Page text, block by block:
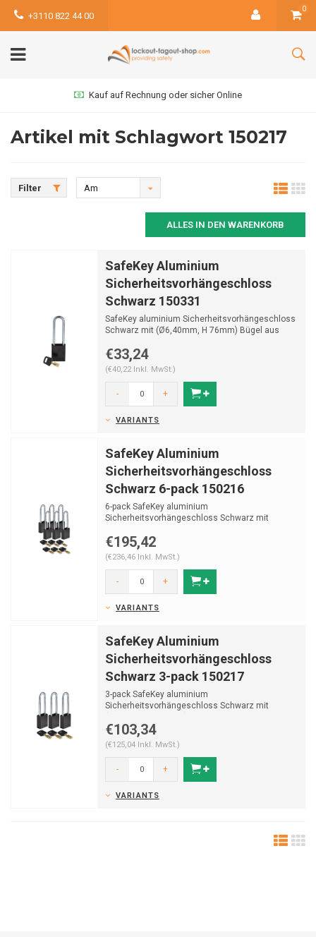
+3110 822 44 00
0
Kauf auf Rechnung oder sicher Online
Artikel mit Schlagwort 150217
Filter
Am
ALLES IN DEN WARENKORB
SafeKey Aluminium
Sicherheitsvorhängeschloss
Schwarz 150331
SafeKey aluminium Sicherheitsvorhängeschloss
Schwarz mit (Ø6,40mm, H 76mm) Bügel aus
€33,24
(€40,22 Inkl. MwSt.)
- +
VARIANTS
SafeKey Aluminium
Sicherheitsvorhängeschloss
Schwarz 6-pack 150216
6-pack SafeKey aluminium
Sicherheitsvorhängeschloss Schwarz mit
€195,42
(€236,46 Inkl. MwSt.)
- +
VARIANTS
SafeKey Aluminium
Sicherheitsvorhängeschloss
Schwarz 3-pack 150217
3-pack SafeKey aluminium
Sicherheitsvorhängeschloss Schwarz mit
€103,34
(€125,04 Inkl. MwSt.)
- +
VARIANTS